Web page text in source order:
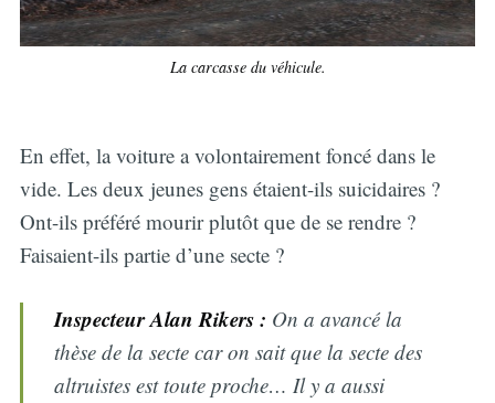
La carcasse du véhicule.
En effet, la voiture a volontairement foncé dans le
vide. Les deux jeunes gens étaient-ils suicidaires ?
Ont-ils préféré mourir plutôt que de se rendre ?
Faisaient-ils partie d’une secte ?
Inspecteur Alan Rikers : On a avancé la
thèse de la secte car on sait que la secte des
altruistes est toute proche… Il y a aussi